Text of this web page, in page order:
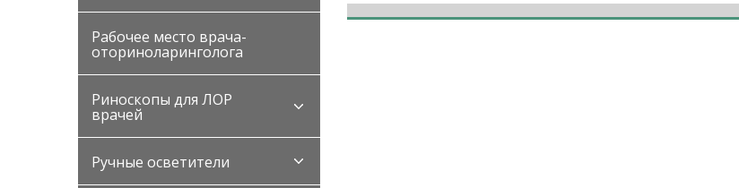
Рабочее место врача-
оториноларинголога
Риноскопы для ЛОР
врачей
Ручные осветители